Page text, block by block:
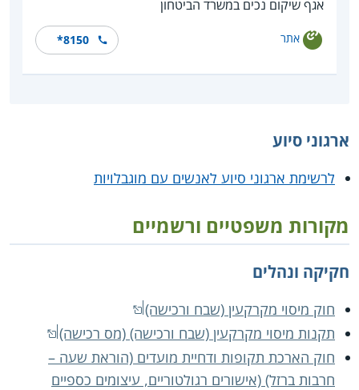
אגף שיקום נכים במשרד הביטחון
אתר *8150
ארגוני סיוע
לרשימת ארגוני סיוע לאנשים עם מוגבלויות
מקורות משפטיים ורשמיים
חקיקה ונהלים
חוק מיסוי מקרקעין (שבח ורכישה)
תקנות מיסוי מקרקעין (שבח ורכישה) (מס רכישה)
חוק הארכת תקופות ודחיית מועדים (הוראת שעה –
חרבות ברזל) (אישורים רגולטוריים, עיצומים כספיים